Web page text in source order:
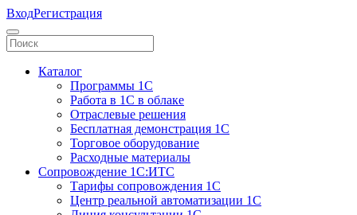
ВходРегистрация
Каталог
Программы 1С
Работа в 1С в облаке
Отраслевые решения
Бесплатная демонстрация 1С
Торговое оборудование
Расходные материалы
Сопровождение 1С:ИТС
Тарифы сопровождения 1С
Центр реальной автоматизации 1С